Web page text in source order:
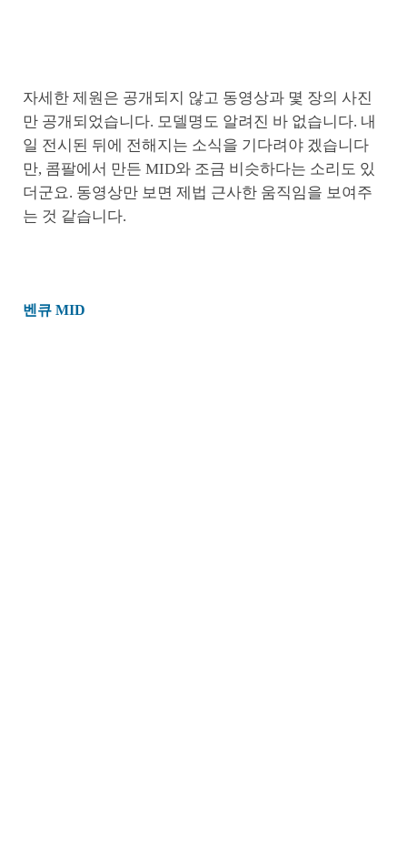
자세한 제원은 공개되지 않고 동영상과 몇 장의 사진
만 공개되었습니다. 모델명도 알려진 바 없습니다. 내
일 전시된 뒤에 전해지는 소식을 기다려야 겠습니다
만, 콤팔에서 만든 MID와 조금 비슷하다는 소리도 있
더군요. 동영상만 보면 제법 근사한 움직임을 보여주
는 것 같습니다.
벤큐 MID